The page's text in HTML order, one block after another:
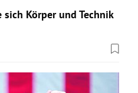
Körper und Technik